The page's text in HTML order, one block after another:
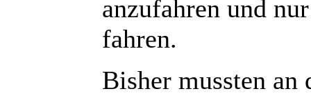
anzufahren und
fahren.
Bisher mussten